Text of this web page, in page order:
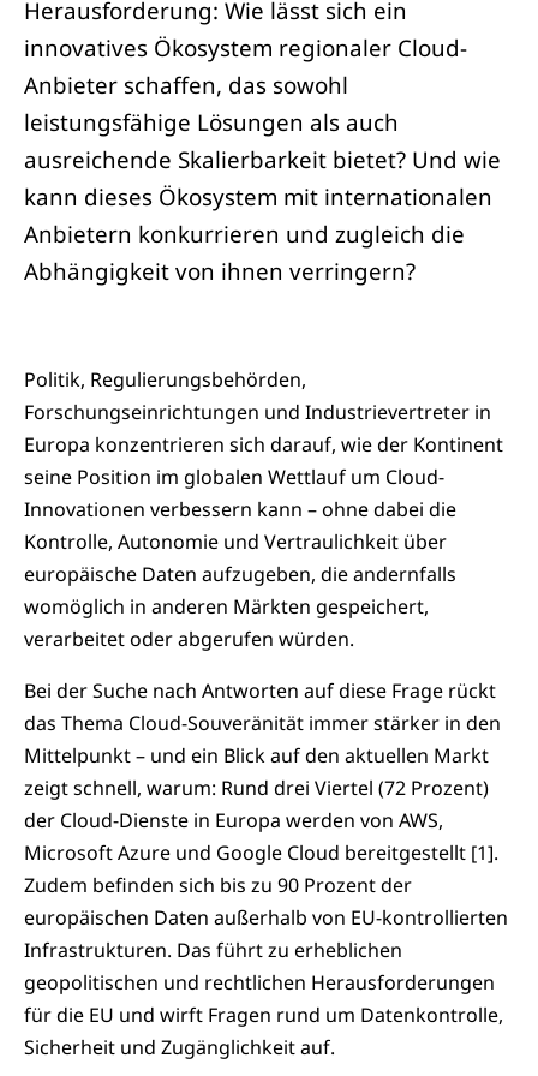
Herausforderung: Wie lässt sich ein
innovatives Ökosystem regionaler Cloud-
Anbieter schaffen, das sowohl
leistungsfähige Lösungen als auch
ausreichende Skalierbarkeit bietet? Und wie
kann dieses Ökosystem mit internationalen
Anbietern konkurrieren und zugleich die
Abhängigkeit von ihnen verringern?
Politik, Regulierungsbehörden,
Forschungseinrichtungen und Industrievertreter in
Europa konzentrieren sich darauf, wie der Kontinent
seine Position im globalen Wettlauf um Cloud-
Innovationen verbessern kann – ohne dabei die
Kontrolle, Autonomie und Vertraulichkeit über
europäische Daten aufzugeben, die andernfalls
womöglich in anderen Märkten gespeichert,
verarbeitet oder abgerufen würden.
Bei der Suche nach Antworten auf diese Frage rückt
das Thema Cloud-Souveränität immer stärker in den
Mittelpunkt – und ein Blick auf den aktuellen Markt
zeigt schnell, warum: Rund drei Viertel (72 Prozent)
der Cloud-Dienste in Europa werden von AWS,
Microsoft Azure und Google Cloud bereitgestellt [1].
Zudem befinden sich bis zu 90 Prozent der
europäischen Daten außerhalb von EU-kontrollierten
Infrastrukturen. Das führt zu erheblichen
geopolitischen und rechtlichen Herausforderungen
für die EU und wirft Fragen rund um Datenkontrolle,
Sicherheit und Zugänglichkeit auf.